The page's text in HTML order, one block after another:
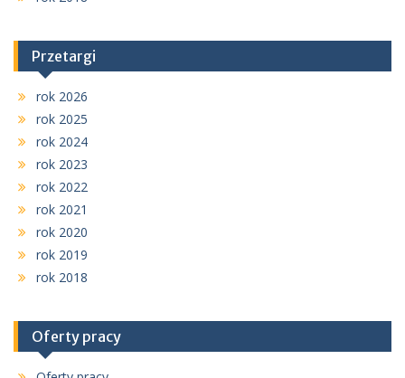
Przetargi
rok 2026
rok 2025
rok 2024
rok 2023
rok 2022
rok 2021
rok 2020
rok 2019
rok 2018
Oferty pracy